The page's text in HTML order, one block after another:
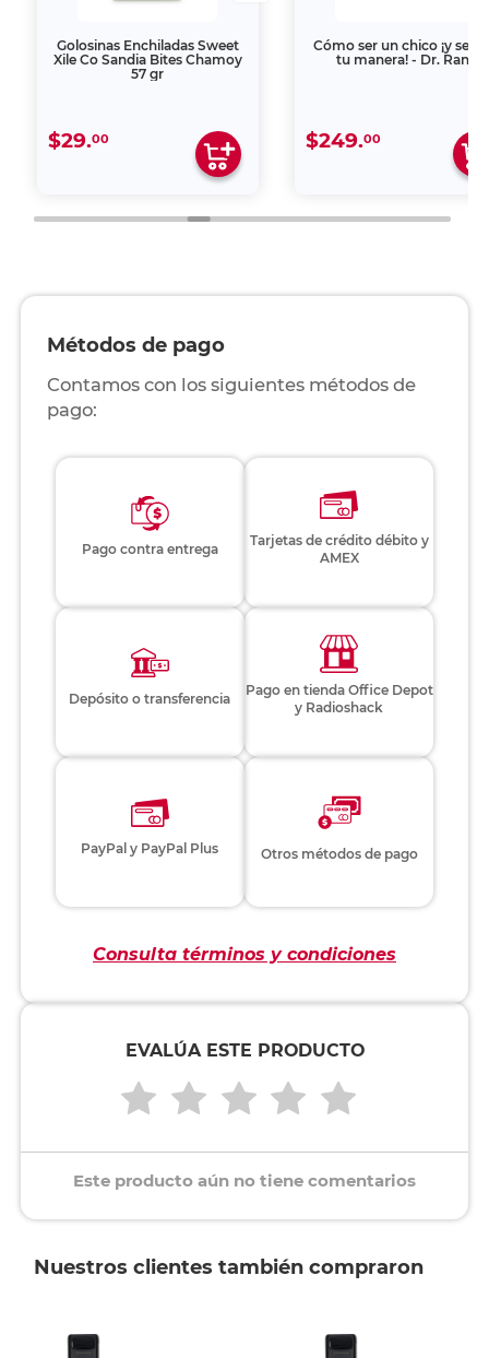
Golosinas Enchiladas Sweet
Xile Co Sandia Bites Chamoy
57 gr
$29.00
Cómo ser un chico ¡y serlo
tu manera! - Dr. Ranj
$249.00
Métodos de pago
Contamos con los siguientes métodos de
pago:
Pago contra entrega
Tarjetas de crédito débito y
AMEX
Depósito o transferencia
Pago en tienda Office Depot
y Radioshack
PayPal y PayPal Plus Otros métodos de pago
Consulta términos y condiciones
EVALÚA ESTE PRODUCTO
Este producto aún no tiene comentarios
Nuestros clientes también compraron